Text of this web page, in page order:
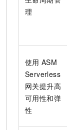
理
使用 ASM
Serverless
网关提升高
可用性和弹
性
在线体验全尺寸、多
大模型解决方案
快速部署 Dify，高
助力企业全员 AI 认知
行业生态解决方案
AI 开发和 AI 应用